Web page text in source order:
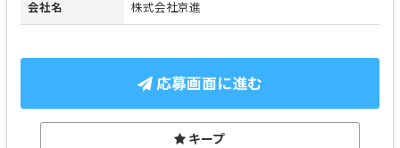
会社名 株式会社京進
応募画面に進む
キープ